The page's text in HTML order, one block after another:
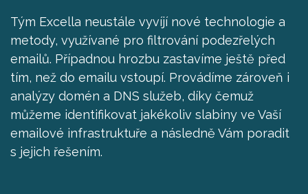
Tým Excella neustále vyvíjí nové technologie a
metody, využívané pro filtrování podezřelých
emailů. Případnou hrozbu zastavíme ještě před
tím, než do emailu vstoupí. Provádíme zároveň i
analýzy domén a DNS služeb, díky čemuž
můžeme identifikovat jakékoliv slabiny ve Vaší
emailové infrastruktuře a následně Vám poradit
s jejich řešením.